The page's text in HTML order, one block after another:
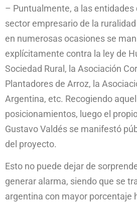
– Puntualmente, a las entidades
sector empresario de la
en numerosas ocasiones se
explícitamente contra la ley de
Sociedad Rural, la Asociación
Plantadores de Arroz, la
Argentina, etc. Recogiendo
posicionamientos, luego el
Gustavo Valdés se manifestó
del proyecto.
Esto no puede dejar de
generar alarma, siendo que se
argentina con mayor porcentaje